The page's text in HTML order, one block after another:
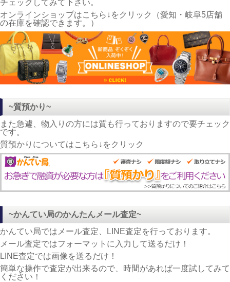
チェックしてみて下さい。
オンラインショップはこちら↓をクリック（愛知・岐阜5店舗
の在庫を確認できます。）
~質預かり~
また急遽、物入りの方には質も行っておりますので要チェック
です。
質預かりについてはこちら↓をクリック
~かんてい局のかんたんメール査定~
かんてい局ではメール査定、LINE査定を行っております。
メール査定ではフォーマットに入力して送るだけ！
LINE査定では画像を送るだけ！
簡単な操作で査定が出来るので、時間があれば一度試してみて
ください！